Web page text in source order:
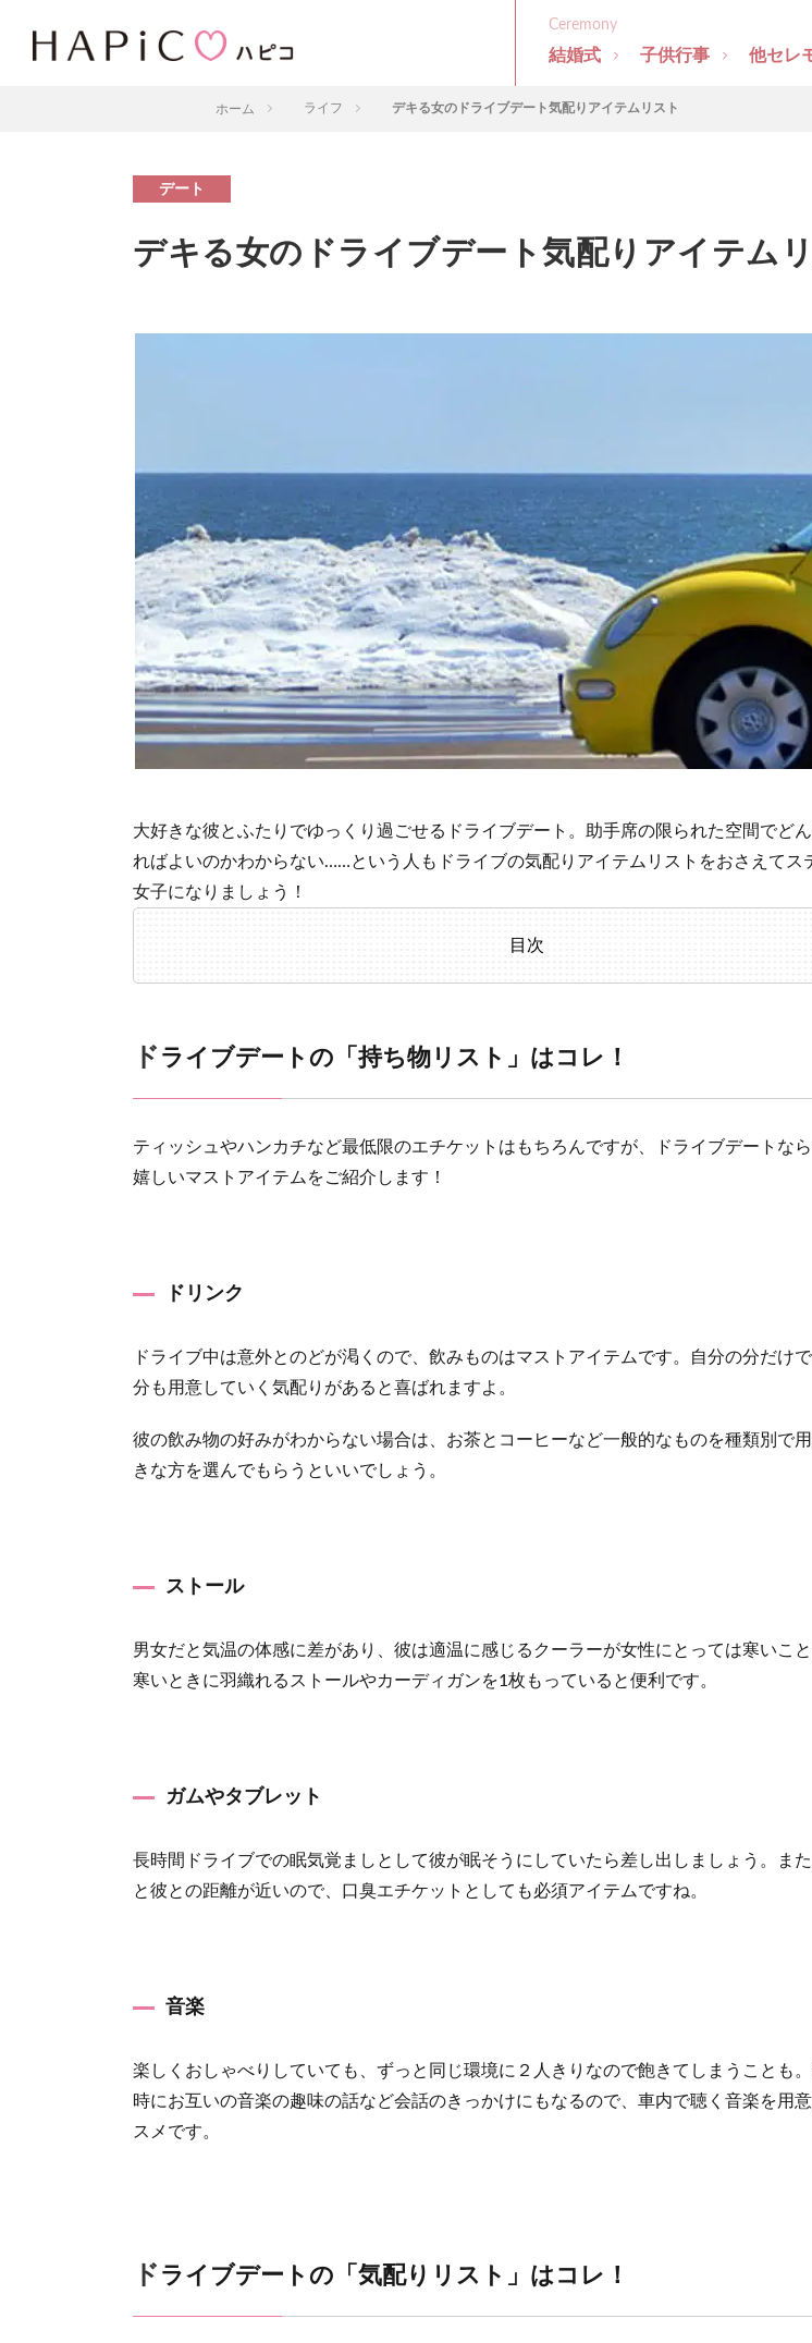
結婚式 子供行事 他セレ
ホーム ライフ デキる女のドライブデート気配りアイテムリスト
デート
デキる女のドライブデート気配りアイテム
大好きな彼とふたりでゆっくり過ごせるドライブデート。助手席の限られた空間でど
ればよいのかわからない……という人もドライブの気配りアイテムリストをおさえてス
女子になりましょう！
目次
ブデー
トの
コレ！
1.2
ル
1.3
タブレ
ット
2
トの
「気配
2.1
とって
あげる
どナビ
2.3
お礼を
する配
レイに
使う
ドライブデートの「持ち物リスト」はコレ！
ティッシュやハンカチなど最低限のエチケットはもちろんですが、ドライブデートな
嬉しいマストアイテムをご紹介します！
ドリンク
ドライブ中は意外とのどが渇くので、飲みものはマストアイテムです。自分の分だけ
分も用意していく気配りがあると喜ばれますよ。
彼の飲み物の好みがわからない場合は、お茶とコーヒーなど一般的なものを種類別で
きな方を選んでもらうといいでしょう。
ストール
男女だと気温の体感に差があり、彼は適温に感じるクーラーが女性にとっては寒いこと
寒いときに羽織れるストールやカーディガンを1枚もっていると便利です。
ガムやタブレット
長時間ドライブでの眠気覚ましとして彼が眠そうにしていたら差し出しましょう。ま
と彼との距離が近いので、口臭エチケットとしても必須アイテムですね。
音楽
楽しくおしゃべりしていても、ずっと同じ環境に２人きりなので飽きてしまうことも
時にお互いの音楽の趣味の話など会話のきっかけにもなるので、車内で聴く音楽を用
スメです。
ドライブデートの「気配りリスト」はコレ！